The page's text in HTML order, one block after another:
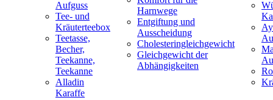
Aufguss
Tee- und
Kräuterteebox
Teetasse,
Becher,
Teekanne,
Teekanne
Alladin
Karaffe
Harnwege
Entgiftung und
Ausscheidung
Cholesteringleichgewicht
Gleichgewicht der
Abhängigkeiten